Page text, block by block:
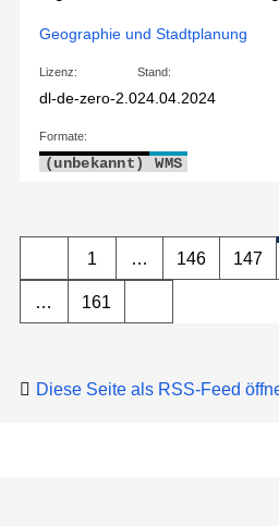
Geographie und Stadtplanung
Lizenz:
dl-de-zero-2.0
Stand:
24.04.2024
Formate:
(unbekannt) WMS
1 … 146 147
… 161
Diese Seite als RSS-Feed